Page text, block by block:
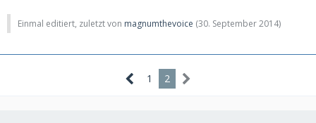
Einmal editiert, zuletzt von magnumthevoice (30. September 2014)
1 2